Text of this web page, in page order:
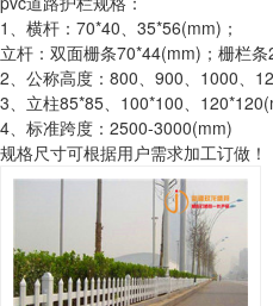
1、横杆：70*40、35*56(mm)；
立杆：双面栅条70*44(mm)；栅栏条
2、公称高度：800、900、1000、
3、立柱85*85、100*100、
4、标准跨度：2500-3000(mm)
规格尺寸可根据用户需求加工订做！